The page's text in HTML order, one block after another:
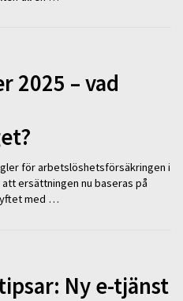
2025 – vad
för arbetslöshetsförsäkringen i
ersättningen nu baseras på
med …
Ny e-tjänst